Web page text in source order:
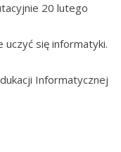
20 lutego
uczyć się informatyki.
Informatycznej